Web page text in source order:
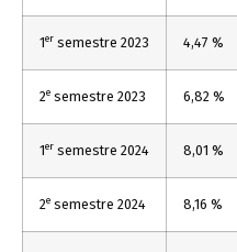
1er semestre 2023 4,47 %
2e semestre 2023 6,82 %
1er semestre 2024 8,01 %
2e semestre 2024 8,16 %